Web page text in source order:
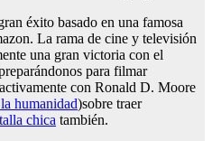
éxito basado en una famosa
La rama de cine y televisión
una gran victoria con el
para filmar
con Ronald D. Moore
humanidad)sobre traer
chica también.